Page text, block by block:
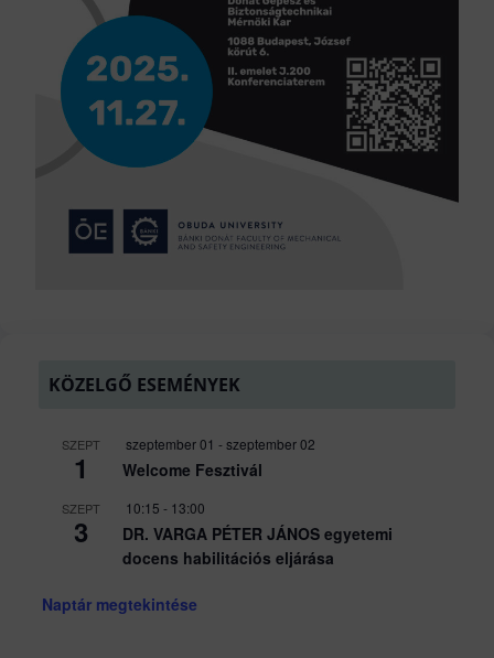
KÖZELGŐ ESEMÉNYEK
SZEPT
1
szeptember 01 -szeptember 02
Welcome Fesztivál
SZEPT
3
10:15 - 13:00
DR. VARGA PÉTER JÁNOS egyetemi
docens habilitációs eljárása
Naptár megtekintése